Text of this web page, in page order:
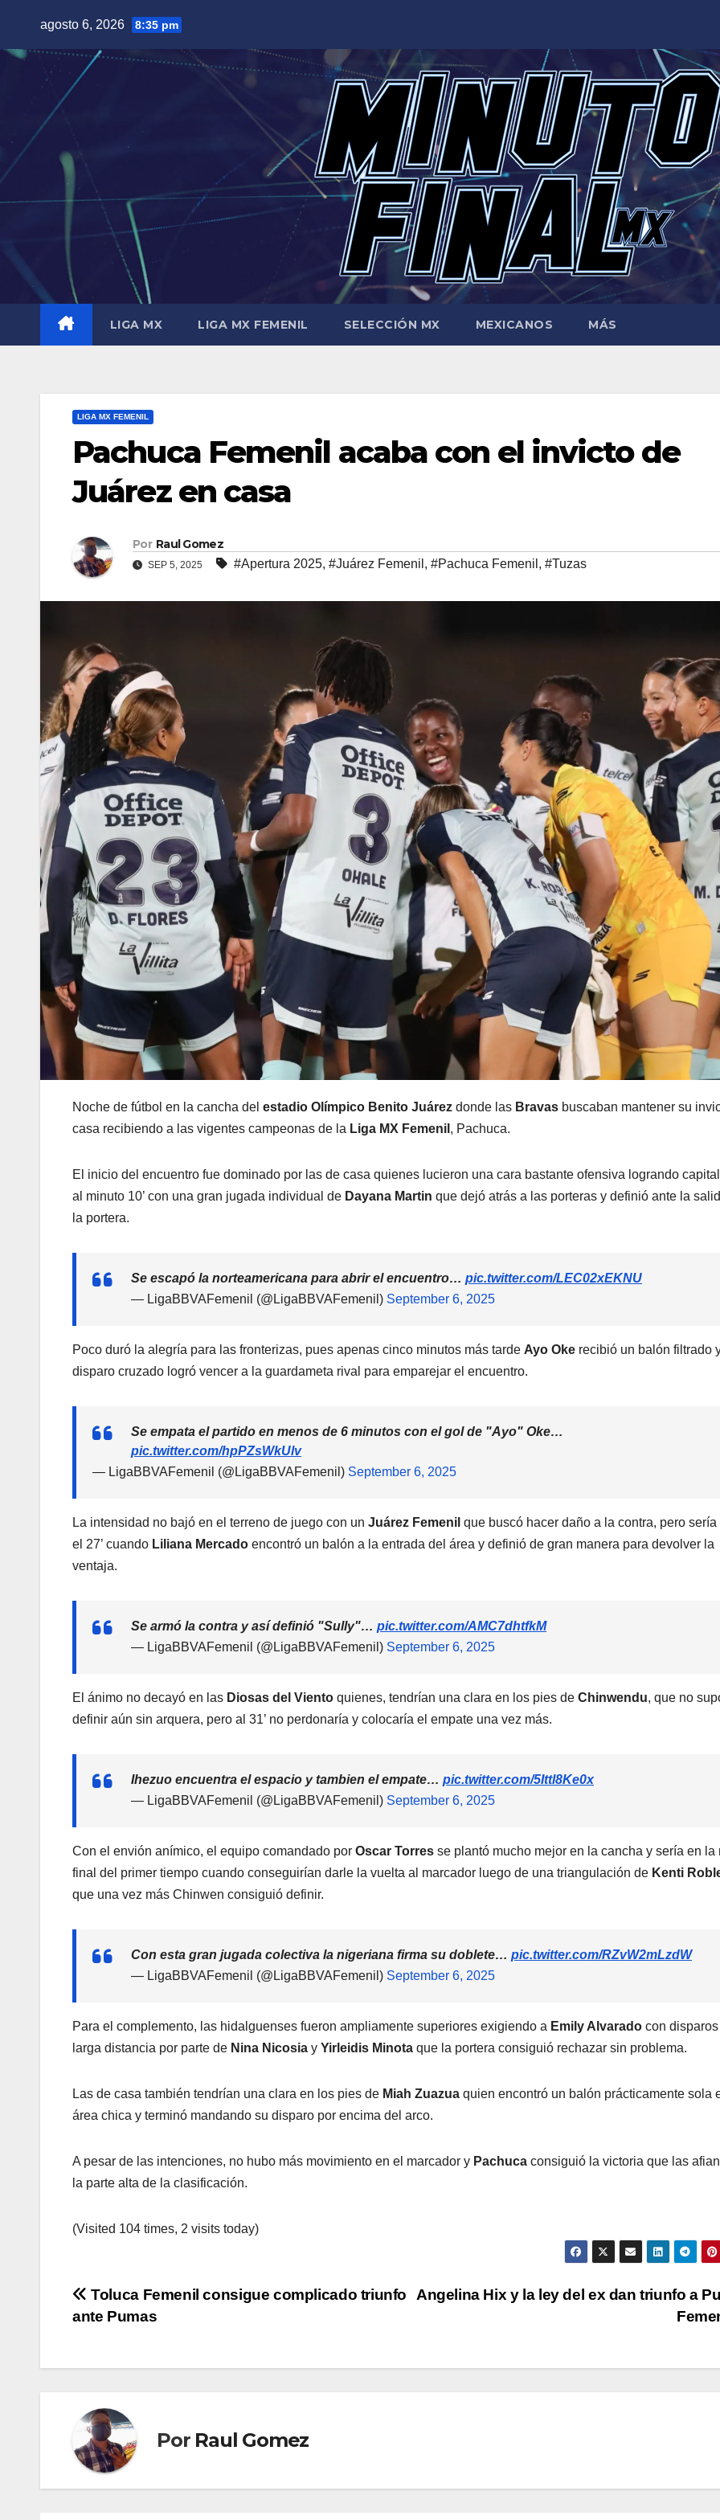
contenido
agosto 6, 2026 8:35 pm
LIGA MX LIGA MX FEMENIL SELECCIÓN MX MEXICANOS MÁS
LIGA MX FEMENIL
Pachuca Femenil acaba con el invicto de
Juárez en casa
Por Raul Gomez
SEP 5, 2025 #Apertura 2025, #Juárez Femenil , #Pachuca Femenil , #Tuzas
Noche de fútbol en la cancha del estadio Olímpico Benito Juárez donde las Bravas buscaban mantener su
casa recibiendo a las vigentes campeonas de la Liga MX Femenil , Pachuca.
El inicio del encuentro fue dominado por las de casa quienes lucieron una cara bastante ofensiva logrando
al minuto 10’ con una gran jugada individual de Dayana Martin que dejó atrás a las porteras y definió ante la
la portera.
Se escapó la norteamericana para abrir el encuentro… pic.twitter.com/LEC02xEKNU
— LigaBBVAFemenil (@LigaBBVAFemenil) September 6, 2025
Poco duró la alegría para las fronterizas, pues apenas cinco minutos más tarde Ayo Oke recibió un balón filtrado
disparo cruzado logró vencer a la guardameta rival para emparejar el encuentro.
Se empata el partido en menos de 6 minutos con el gol de "Ayo" Oke…
pic.twitter.com/hpPZsWkUlv
— LigaBBVAFemenil (@LigaBBVAFemenil) September 6, 2025
La intensidad no bajó en el terreno de juego con un Juárez Femenil que buscó hacer daño a la contra, pero sería
el 27’ cuando Liliana Mercado encontró un balón a la entrada del área y definió de gran manera para devolver la
ventaja.
Se armó la contra y así definió "Sully"… pic.twitter.com/AMC7dhtfkM
— LigaBBVAFemenil (@LigaBBVAFemenil) September 6, 2025
El ánimo no decayó en las Diosas del Viento quienes, tendrían una clara en los pies de Chinwendu, que no
definir aún sin arquera, pero al 31’ no perdonaría y colocaría el empate una vez más.
Ihezuo encuentra el espacio y tambien el empate… pic.twitter.com/5Ittl8Ke0x
— LigaBBVAFemenil (@LigaBBVAFemenil) September 6, 2025
Con el envión anímico, el equipo comandado por Oscar Torres se plantó mucho mejor en la cancha y sería en la
final del primer tiempo cuando conseguirían darle la vuelta al marcador luego de una triangulación de Kenti
que una vez más Chinwen consiguió definir.
Con esta gran jugada colectiva la nigeriana firma su doblete… pic.twitter.com/RZvW2mLzdW
— LigaBBVAFemenil (@LigaBBVAFemenil) September 6, 2025
Para el complemento, las hidalguenses fueron ampliamente superiores exigiendo a Emily Alvarado con
larga distancia por parte de Nina Nicosia y Yirleidis Minota que la portera consiguió rechazar sin problema.
Las de casa también tendrían una clara en los pies de Miah Zuazua quien encontró un balón prácticamente sola
área chica y terminó mandando su disparo por encima del arco.
A pesar de las intenciones, no hubo más movimiento en el marcador y Pachuca consiguió la victoria que las
la parte alta de la clasificación.
(Visited 104 times, 2 visits today)
Navegación
entradas
Angelina Hix y la ley del ex dan triunfo a
Toluca Femenil consigue complicado triunfo
ante Pumas
Por Raul Gomez